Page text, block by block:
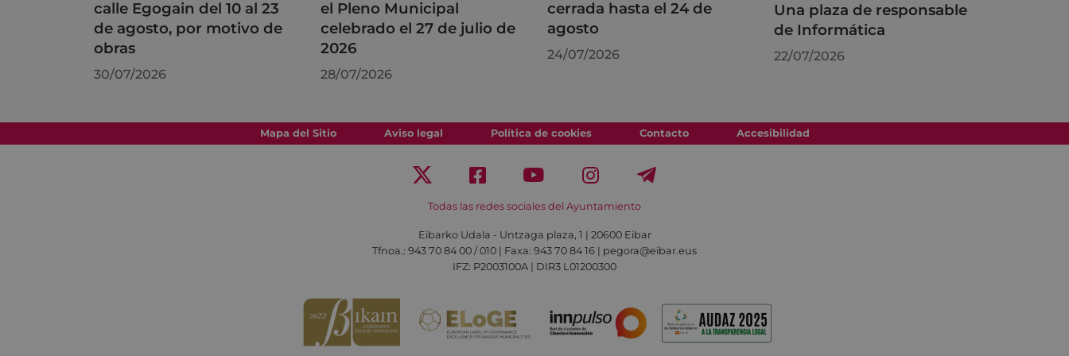
calle Egogain del 10 al 23
de agosto, por motivo de
obras
30/07/2026
el Pleno Municipal
celebrado el 27 de julio de
2026
28/07/2026
cerrada hasta el 24 de
agosto
24/07/2026
Una plaza de responsable
de Informática
22/07/2026
Mapa del Sitio Aviso legal Política de cookies Contacto Accesibilidad
Todas las redes sociales del Ayuntamiento
Eibarko Udala - Untzaga plaza, 1 | 20600 Eibar
Tfnoa.: 943 70 84 00 / 010 | Faxa: 943 70 84 16 | pegora@eibar.eus
IFZ: P2003100A | DIR3 L01200300